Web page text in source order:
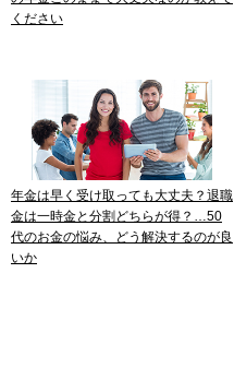
ください
年金は早く受け取っても大丈夫？退職
金は一時金と分割どちらが得？…50
代のお金の悩み、どう解決するのが良
いか